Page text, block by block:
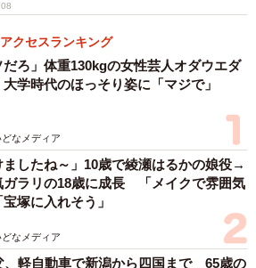
アクセスランキング
だろ」体重130kgの女性芸人オダウエダ
学時代のほっそり姿に「マジで」
どなメディア
ましたね～」10歳で綾瀬はるかの娘役→
ガラリの18歳に成長 「メイクで雰囲気
塚に入れそう」
どなメディア
、軽自動車で新潟から四国まで 65歳の